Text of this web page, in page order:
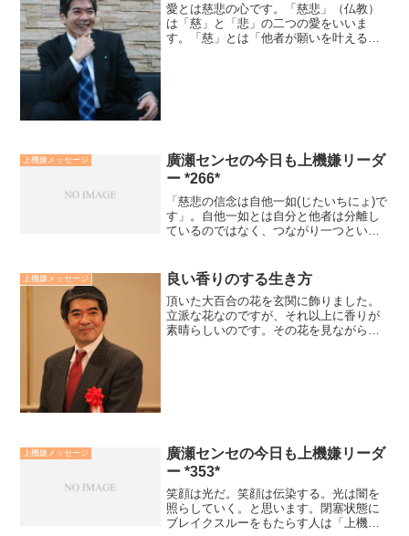
愛とは慈悲の心です。「慈悲」（仏教）
は「慈」と「悲」の二つの愛をいいま
す。「慈」とは「他者が願いを叶えるこ
上機嫌メッセージ
廣瀬センセの今日も上機嫌リーダ
ー *266*
「慈悲の信念は自他一如(じたいちにょ)で
す」。自他一如とは自分と他者は分離し
ているのではなく、つながり一つという
たらします」。分離が所有観念をもたら
し、所有観念が保身や...
上機嫌メッセージ 良い香りのする生き方
頂いた大百合の花を玄関に飾りました。
立派な花なのですが、それ以上に香りが
素晴らしいのです。その花を見ながら、
上機嫌メッセージ
廣瀬センセの今日も上機嫌リーダ
ー *353*
笑顔は光だ。笑顔は伝染する。光は闇を
照らしていく。と思います。閉塞状態に
ブレイクスルーをもたらす人は「上機嫌